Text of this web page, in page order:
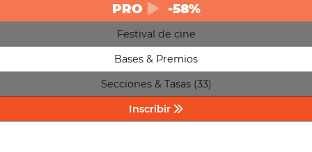
PRO -58%
Festival de cine
Bases & Premios
Secciones & Tasas (33)
Inscribir